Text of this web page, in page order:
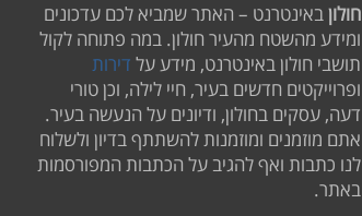
חולוןבאינטרנט – האתר שמביא לכם עדכונים
ומידע מהשטח מהעיר חולון. במה פתוחה לקול
תושבי חולון באינטרנט, מידע על דירות
ופרוייקטים חדשים בעיר, חיי לילה, וכן טורי
דעה, עסקים בחולון, ודיונים על הנעשה בעיר.
אתם מוזמנים ומוזמנות להשתתף בדיון ולשלוח
לנו כתבות ואף להגיב על הכתבות המפורסמות
באתר.